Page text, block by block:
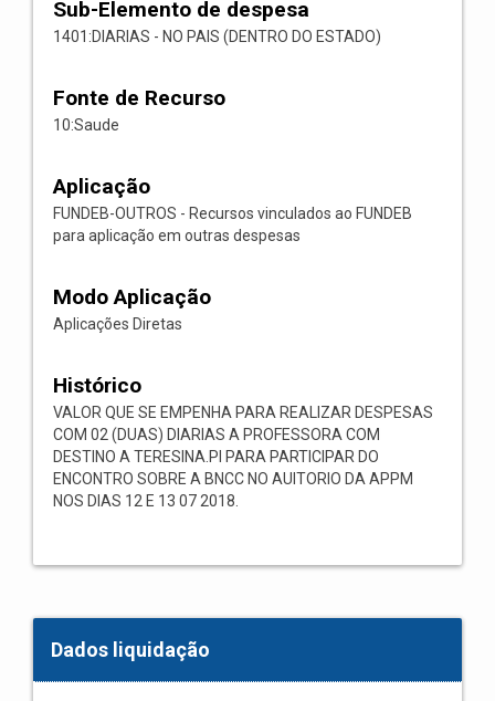
Sub-Elemento de despesa
1401:DIARIAS - NO PAIS (DENTRO DO ESTADO)
Fonte de Recurso
10:Saude
Aplicação
FUNDEB-OUTROS - Recursos vinculados ao FUNDEB
para aplicação em outras despesas
Modo Aplicação
Aplicações Diretas
Histórico
VALOR QUE SE EMPENHA PARA REALIZAR DESPESAS
COM 02 (DUAS) DIARIAS A PROFESSORA COM
DESTINO A TERESINA.PI PARA PARTICIPAR DO
ENCONTRO SOBRE A BNCC NO AUITORIO DA APPM
NOS DIAS 12 E 13 07 2018.
Dados liquidação